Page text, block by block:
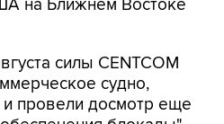
силы CENTCOM
провели досмотр еще
блокады", -